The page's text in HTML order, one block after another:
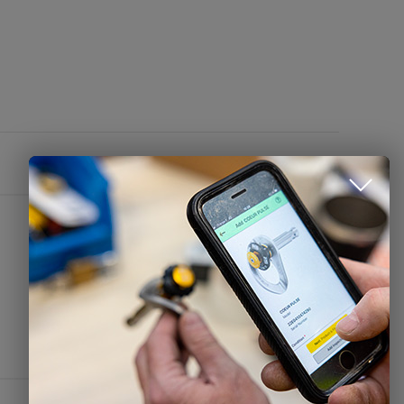
CONTACTO
Petzl Espana
info.esp@petzl.com
+34 935 952 073
Formulario de contacto
Sala de prensa
Aviso legal
Política de tratamiento de datos personales y